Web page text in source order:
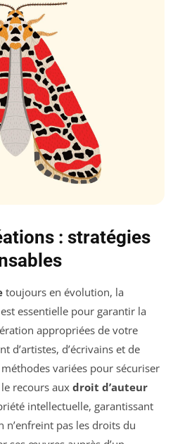
: stratégies
toujours en évolution, la
essentielle pour garantir la
appropriées de votre
d’artistes, d’écrivains et de
variées pour sécuriser
recours aux droit d’auteur
intellectuelle, garantissant
pas les droits du